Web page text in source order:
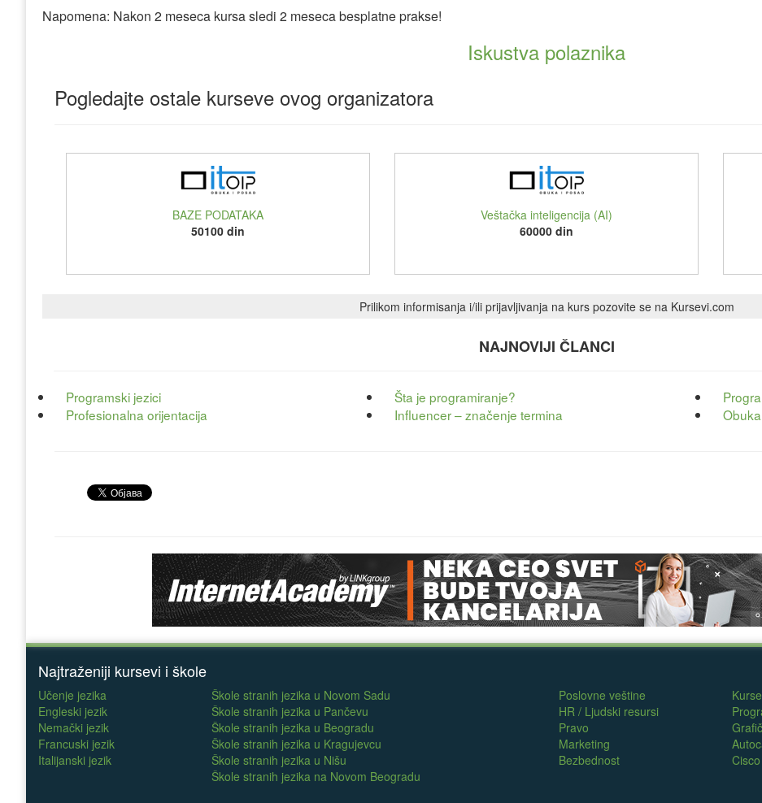
Napomena: Nakon 2 meseca kursa sledi 2 meseca besplatne prakse!
Iskustva polaznika
Pogledajte ostale kurseve ovog organizatora
BAZE PODATAKA
50100 din
Veštačka inteligencija (AI)
60000 din
Prilikom informisanja i/ili prijavljivanja na kurs pozovite se na Kursevi.com
NAJNOVIJI ČLANCI
Programski jezici Šta je programiranje?
Profesionalna orijentacija
Influencer – značenje termina
Najtraženiji kursevi i škole
Učenje jezika
Engleski jezik
Nemački jezik
Francuski jezik
Italijanski jezik
Škole stranih jezika u Novom Sadu
Škole stranih jezika u Pančevu
Škole stranih jezika u Beogradu
Škole stranih jezika u Kragujevcu
Škole stranih jezika u Nišu
Škole stranih jezika na Novom Beogradu
Poslovne veštine
HR / Ljudski resursi
Pravo
Marketing
Bezbednost
Cisco